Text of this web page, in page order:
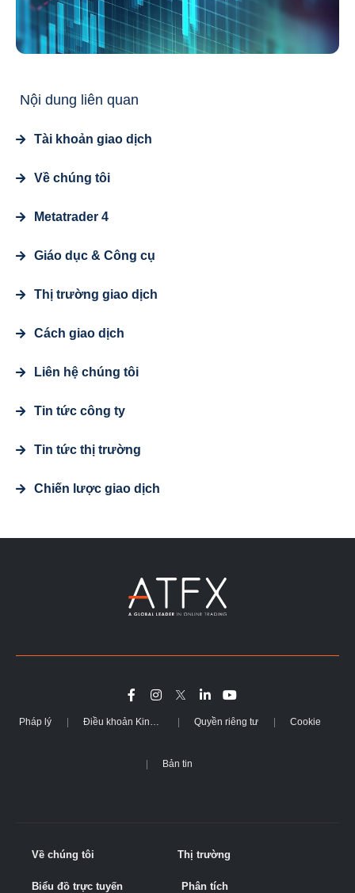
Nội dung liên quan
Tài khoản giao dịch
Về chúng tôi
Metatrader 4
Giáo dục & Công cụ
Thị trường giao dịch
Cách giao dịch
Liên hệ chúng tôi
Tin tức công ty
Tin tức thị trường
Chiến lược giao dịch
Pháp lý Điều khoản Kinh doanh Quyền riêng tư Cookie
Bản tin
Về chúng tôi Thị trường
Biểu đồ trực tuyến Phân tích